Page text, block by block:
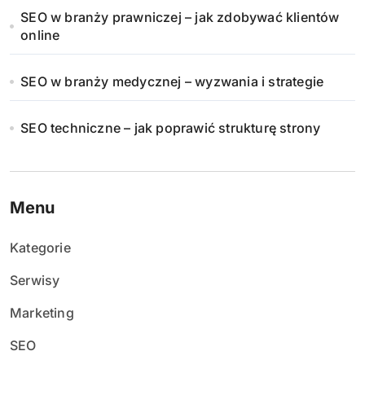
SEO w branży prawniczej – jak zdobywać klientów
online
SEO w branży medycznej – wyzwania i strategie
SEO techniczne – jak poprawić strukturę strony
Menu
Kategorie
Serwisy
Marketing
SEO